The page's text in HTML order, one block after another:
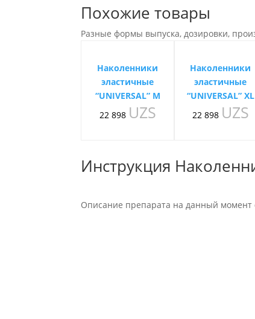
Похожие товары
Разные формы выпуска, дозировки,
Наколенники
эластичные
“UNIVERSAL” M
22 898 UZS
Наколенники
эластичные
“UNIVERSAL” XL
22 898 UZS
Инструкция
Описание препарата на данный момент